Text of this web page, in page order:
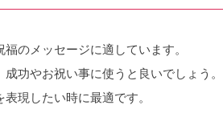
のメッセージに適しています。
功やお祝い事に使うと良いでしょう。
現したい時に最適です。